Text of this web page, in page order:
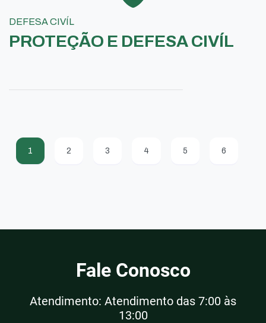
DEFESA CIVÍL
PROTEÇÃO E DEFESA CIVÍL
1 2 3 4 5 6
Fale Conosco
Atendimento: Atendimento das 7:00 às
13:00